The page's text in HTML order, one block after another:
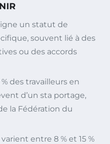
un statut de
souvent lié à des
ou des accords
des travailleurs en
d’un sta portage,
la Fédération du
entre 8 % et 15 %